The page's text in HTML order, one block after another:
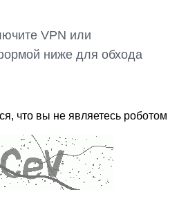
VPN или
ниже для обхода
что вы не являетесь роботом